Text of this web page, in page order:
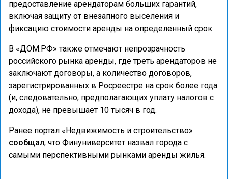
предоставление арендаторам больших гарантий,
включая защиту от внезапного выселения и
фиксацию стоимости аренды на определенный срок.
В «ДОМ.РФ» также отмечают непрозрачность
российского рынка аренды, где треть арендаторов не
заключают договоры, а количество договоров,
зарегистрированных в Росреестре на срок более года
(и, следовательно, предполагающих уплату налогов с
дохода), не превышает 10 тысяч в год.
Ранее портал «Недвижимость и строительство»
сообщал, что Финуниверситет назвал города с
самыми перспективными рынками аренды жилья.